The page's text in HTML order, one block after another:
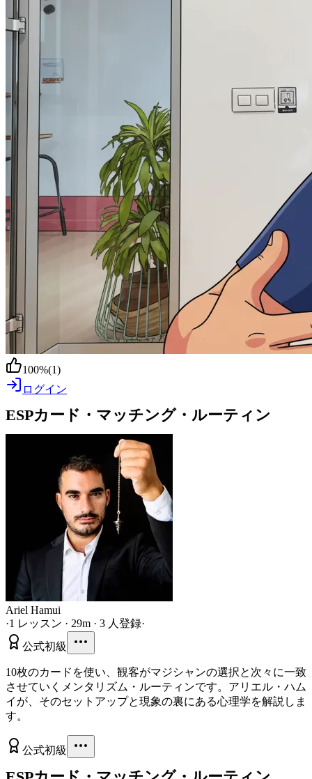
100%(1)
ログイン
ESPカード・マッチング・ルーティン
Ariel Hamui
·1 レッスン · 29m · 3 人登録·
公式初級
10枚のカードを使い、観客がマジシャンの選択と次々に一致
させていくメンタリズム・ルーティンです。アリエル・ハム
イが、そのセットアップと現象の裏にある心理学を解説しま
す。
公式初級